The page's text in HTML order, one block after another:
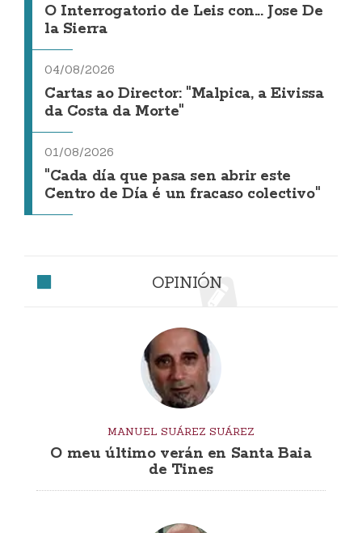
O Interrogatorio de Leis con... Jose De
la Sierra
04/08/2026
Cartas ao Director: "Malpica, a Eivissa
da Costa da Morte"
01/08/2026
"Cada día que pasa sen abrir este
Centro de Día é un fracaso colectivo"
OPINIÓN
MANUEL SUÁREZ SUÁREZ
O meu último verán en Santa Baia
de Tines